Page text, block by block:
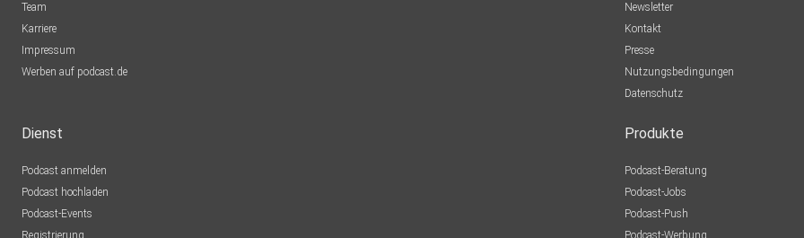
Team
Karriere
Impressum
Werben auf podcast.de
Newsletter
Kontakt
Presse
Nutzungsbedingungen
Datenschutz
Dienst
Podcast anmelden
Podcast hochladen
Podcast-Events
Registrierung
Produkte
Podcast-Beratung
Podcast-Jobs
Podcast-Push
Podcast-Werbung